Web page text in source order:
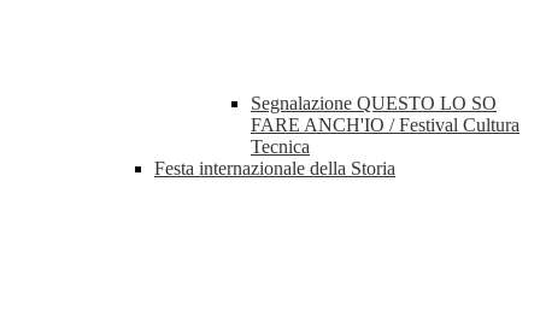
Segnalazione QUESTO LO SO
FARE ANCH'IO / Festival Cultura
Tecnica
Festa internazionale della Storia